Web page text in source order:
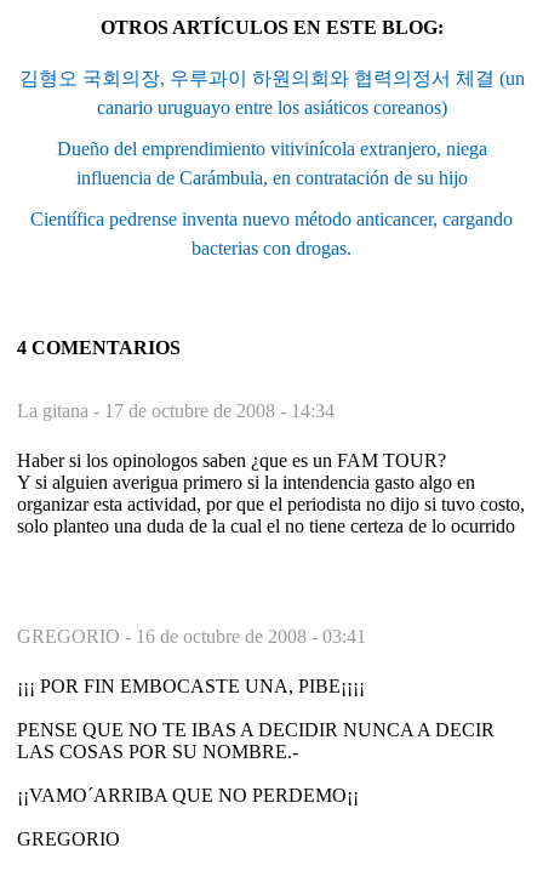
OTROS ARTÍCULOS EN ESTE BLOG:
김형오 국회의장, 우루과이 하원의회와 협력의정서 체결 (un
canario uruguayo entre los asiáticos coreanos)
Dueño del emprendimiento vitivinícola extranjero, niega
influencia de Carámbula, en contratación de su hijo
Científica pedrense inventa nuevo método anticancer, cargando
bacterias con drogas.
4 COMENTARIOS
La gitana - 17 de octubre de 2008 - 14:34
Haber si los opinologos saben ¿que es un FAM TOUR?
Y si alguien averigua primero si la intendencia gasto algo en
organizar esta actividad, por que el periodista no dijo si tuvo costo,
solo planteo una duda de la cual el no tiene certeza de lo ocurrido
GREGORIO - 16 de octubre de 2008 - 03:41
¡¡¡ POR FIN EMBOCASTE UNA, PIBE¡¡¡¡
PENSE QUE NO TE IBAS A DECIDIR NUNCA A DECIR
LAS COSAS POR SU NOMBRE.-
¡¡VAMO´ARRIBA QUE NO PERDEMO¡¡
GREGORIO